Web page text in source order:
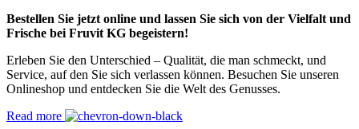
Bestellen Sie jetzt online und lassen Sie sich von der Vielfalt und
Frische bei Fruvit KG begeistern!
Erleben Sie den Unterschied – Qualität, die man schmeckt, und
Service, auf den Sie sich verlassen können. Besuchen Sie unseren
Onlineshop und entdecken Sie die Welt des Genusses.
Read more